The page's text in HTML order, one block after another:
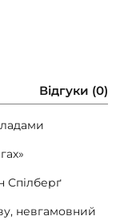
Відгуки (0)
Спілберґ
невгамовний